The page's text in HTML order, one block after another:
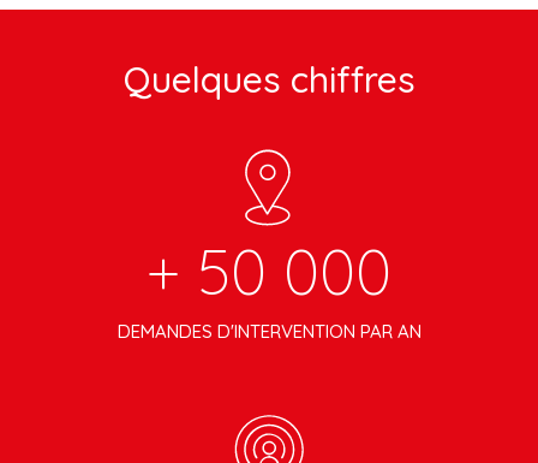
Quelques chiffres
+ 50 000
DEMANDES D'INTERVENTION PAR AN